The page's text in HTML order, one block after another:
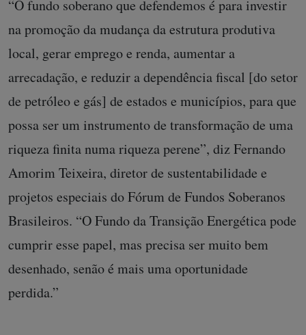
“O fundo soberano que defendemos é para investir
na promoção da mudança da estrutura produtiva
local, gerar emprego e renda, aumentar a
arrecadação, e reduzir a dependência fiscal [do setor
de petróleo e gás] de estados e municípios, para que
possa ser um instrumento de transformação de uma
riqueza finita numa riqueza perene”, diz Fernando
Amorim Teixeira, diretor de sustentabilidade e
projetos especiais do Fórum de Fundos Soberanos
Brasileiros. “O Fundo da Transição Energética pode
cumprir esse papel, mas precisa ser muito bem
desenhado, senão é mais uma oportunidade
perdida.”